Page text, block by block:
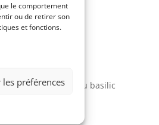
le comportement
ou de retirer son
et fonctions.
les préférences
du romarin et du basilic